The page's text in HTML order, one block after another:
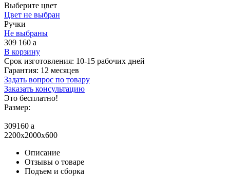
Выберите цвет
Цвет не выбран
Ручки
Не выбраны
309 160 a
В корзину
Срок изготовления: 10-15 рабочих дней
Гарантия: 12 месяцев
Задать вопрос по товару
Заказать консультацию
Это бесплатно!
Размер:
309160 a
2200x2000x600
Описание
Отзывы о товаре
Подъем и сборка